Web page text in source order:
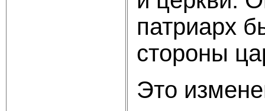
патриарх
стороны
Это